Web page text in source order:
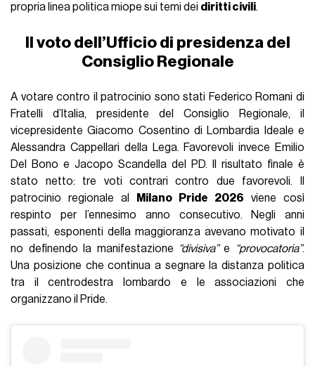
propria linea politica miope sui temi dei diritti civili.
Il voto dell’Ufficio di presidenza del
Consiglio Regionale
A votare contro il patrocinio sono stati Federico Romani di
Fratelli d’Italia, presidente del Consiglio Regionale, il
vicepresidente Giacomo Cosentino di Lombardia Ideale e
Alessandra Cappellari della Lega. Favorevoli invece Emilio
Del Bono e Jacopo Scandella del PD. Il risultato finale è
stato netto: tre voti contrari contro due favorevoli. Il
patrocinio regionale al
Milano Pride 2026 viene così
respinto per l’ennesimo anno consecutivo. Negli anni
passati, esponenti della maggioranza avevano motivato il
no definendo la manifestazione
“divisiva”e “provocatoria”.
Una posizione che continua a segnare la distanza politica
tra il centrodestra lombardo e le associazioni che
organizzano il Pride.